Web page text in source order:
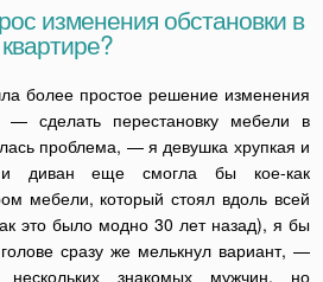
изменения обстановки в
квартире?
более простое решение изменения
— сделать перестановку мебели в
проблема, — я девушка хрупкая и
диван еще смогла бы кое-как
мебели, который стоял вдоль всей
это было модно 30 лет назад), я бы
сразу же мелькнул вариант, —
знакомых мужчин, но